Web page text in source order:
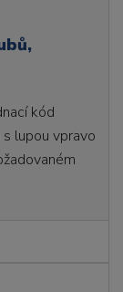
kód
lupou vpravo